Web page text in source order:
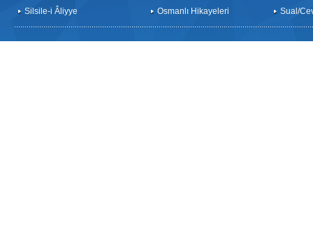
Silsile-i Âliyye
Osmanlı Hikayeleri
Sual/